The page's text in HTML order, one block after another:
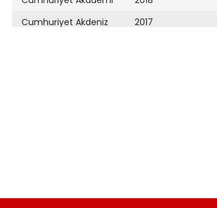
Cumhuriyet Akdeniz
Cumhuriyet Çevre
2017
2009